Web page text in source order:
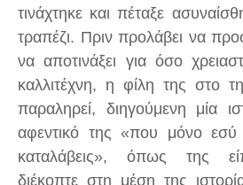
τινάχτηκε και πέταξε
τραπέζι. Πριν προλάβει να
να αποτινάξει για όσο
καλλιτέχνη, η φίλη της στο
παραληρεί, διηγούμενη μία
αφεντικό της «που μόνο
καταλάβεις», όπως της
διέκοπτε στη μέση της